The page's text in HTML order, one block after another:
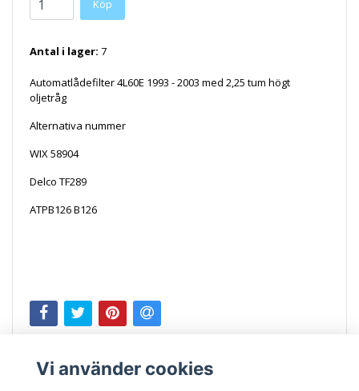
Antal i lager: 7
Automatlådefilter 4L60E 1993 - 2003 med 2,25 tum högt
oljetråg
Alternativa nummer
WIX 58904
Delco TF289
ATPB126 B126
Vi använder cookies